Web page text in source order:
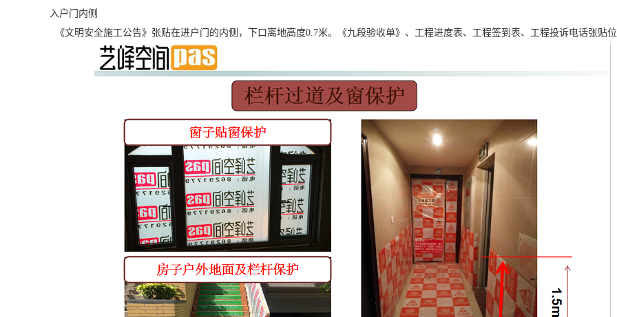
入户门内侧
《文明安全施工公告》张贴在进户门的内侧，下口离地高度0.7米。《九段验收单》、工程进度表、工程签到表、工程投诉电话张贴位